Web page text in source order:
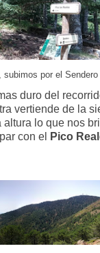
subimos por el
duro del
vertiende de la
lo que nos
con el
Pico